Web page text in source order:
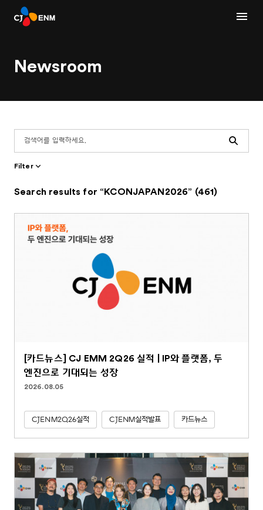
Newsroom
Search
Filter
Search results for “KCONJAPAN2026” (461)
[카드뉴스] CJ EMM 2Q26 실적 | IP와 플랫폼, 두
엔진으로 기대되는 성장
2026.08.05
CJENM2Q26실적 CJENM실적발표 카드뉴스